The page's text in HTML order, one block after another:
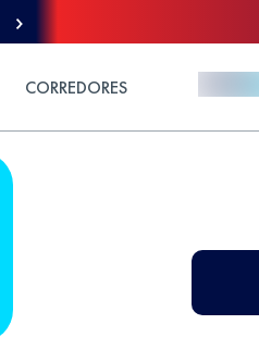
CORREDORES